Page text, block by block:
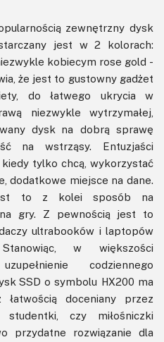
zewnętrzny dysk
jest w 2 kolorach:
kobiecym rose gold -
że jest to gustowny gadżet
do łatwego ukrycia w
niezwykle wytrzymałej,
dysk na dobrą sprawę
na wstrząsy. Entuzjaści
tylko chcą, wykorzystać
dodatkowe miejsce na dane.
to z kolei sposób na
gry. Z pewnością jest to
ultrabooków i laptopów
w większości
codziennego
SSD o symbolu HX200 ma
doceniany przez
studentki, czy miłośniczki
przydatne rozwiązanie dla